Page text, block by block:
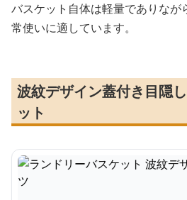
バスケット自体は軽量でありなが
常使いに適しています。
波紋デザイン蓋付き目隠
ット